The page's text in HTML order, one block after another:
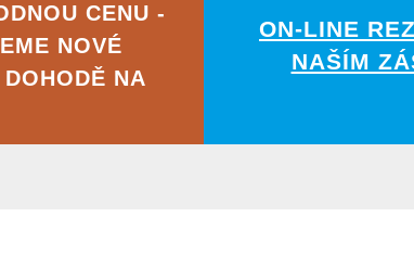
CENU -
NOVÉ
NA
ON-LINE
NAŠÍM